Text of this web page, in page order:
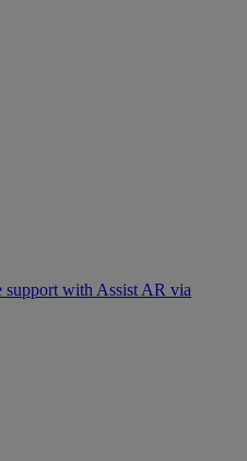
support with Assist AR via